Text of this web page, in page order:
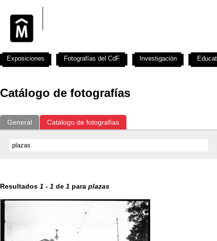
Catálogo de fotografías
General Catálogo de fotografías
Resultados 1 - 1 de 1 para plazas
Exposiciones Fotografías del CdF Investigación